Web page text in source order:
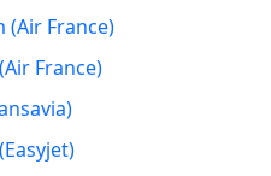
(Air France)
France)